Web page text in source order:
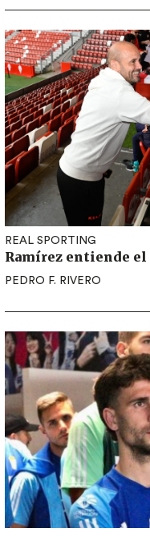
REAL SPORTING
Ramírez entiende el
PEDRO F. RIVERO